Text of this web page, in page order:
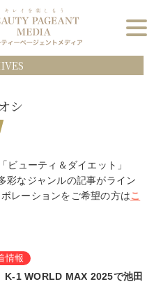
シ
ビューティ＆ダイエット」
彩なジャンルの記事がライン
レーションをご希望の方はこ
情報
K-1 WORLD MAX 2025で池田